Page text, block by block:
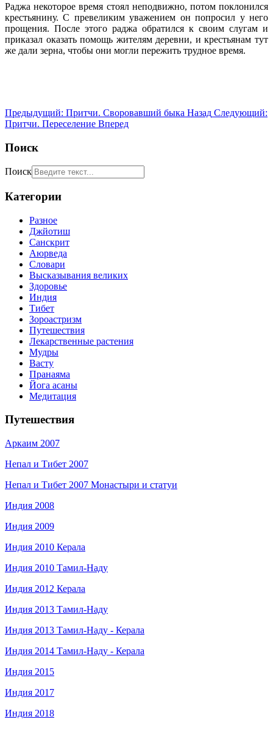
Раджа некоторое время стоял неподвижно, потом поклонился
крестьянину. С превеликим уважением он попросил у него
прощения. После этого раджа обратился к своим слугам и
приказал оказать помощь жителям деревни, и крестьянам тут
же дали зерна, чтобы они могли пережить трудное время.
Предыдущий: Притчи. Своровавший быка Назад Следующий:
Притчи. Переселение Вперед
Поиск
Поиск
Категории
Разное
Джйотиш
Санскрит
Аюрведа
Словари
Высказывания великих
Здоровье
Индия
Тибет
Зороастризм
Путешествия
Лекарственные растения
Мудры
Васту
Пранаяма
Йога асаны
Медитация
Путешествия
Аркаим 2007
Непал и Тибет 2007
Непал и Тибет 2007 Монастыри и статуи
Индия 2008
Индия 2009
Индия 2010 Керала
Индия 2010 Тамил-Наду
Индия 2012 Керала
Индия 2013 Тамил-Наду
Индия 2013 Тамил-Наду - Керала
Индия 2014 Тамил-Наду - Керала
Индия 2015
Индия 2017
Индия 2018